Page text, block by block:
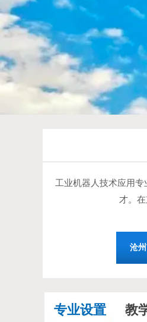
工业机器人技术应用专
才。
专业设置 教
沧